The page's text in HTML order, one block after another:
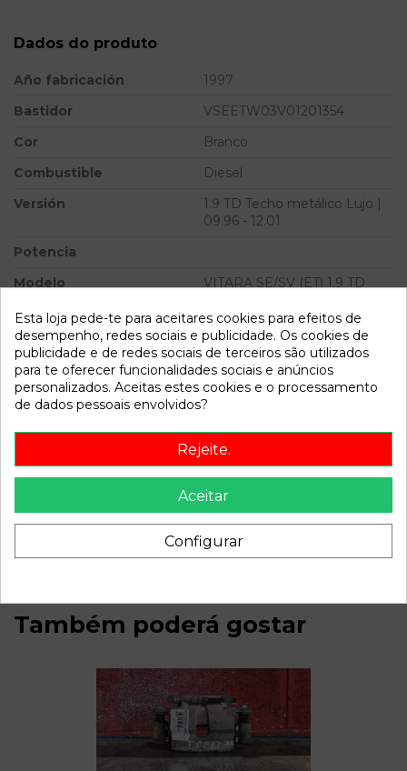
Dados do produto
Año fabricación
1997
Bastidor
VSEETW03V01201354
Cor
Branco
Combustible
Diesel
Versión
1.9 TD Techo metálico Lujo |
09.96 - 12.01
Potencia
Modelo
VITARA SE/SV (ET) 1.9 TD
12.01
Referência 776451
Disponível a partir de: 2022-04-04
Recambio de maneta exterior delantera izquierda para
suzuki vitara se/sv (et) 1.9 td techo metálico lujo | 09.96 -
12.01 1.9 td techo metálico lujo | 09.96 - 12.01 referencia
Também poderá gostar
Esta loja pede-te para aceitares cookies para efeitos de
desempenho, redes sociais e publicidade. Os cookies de
publicidade e de redes sociais de terceiros são utilizados
para te oferecer funcionalidades sociais e anúncios
personalizados. Aceitas estes cookies e o processamento
de dados pessoais envolvidos?
Rejeite.
Aceitar
Configurar